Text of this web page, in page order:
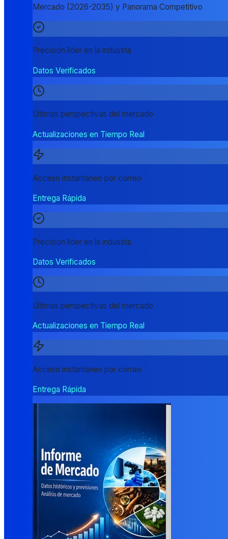
Mercado (2026-2035) y Panorama Competitivo
Precisión líder en la industria
Datos Verificados
Últimas perspectivas del mercado
Actualizaciones en Tiempo Real
Acceso instantáneo por correo
Entrega Rápida
Precisión líder en la industria
Datos Verificados
Últimas perspectivas del mercado
Actualizaciones en Tiempo Real
Acceso instantáneo por correo
Entrega Rápida